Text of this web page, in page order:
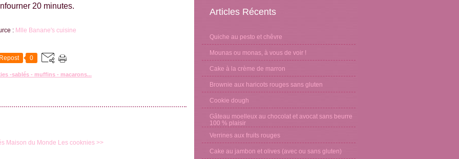
20 minutes.
: Mlle Banane's cuisine
Repost 0
-sablés - muffins - macarons...
Maison du Monde Les cooknies >>
Articles Récents
Quiche au pesto et chêvre
Mounas ou monas, à vous de voir !
Cake à la crème de marron
Brownie aux haricots rouges sans gluten
Cookie dough
Gâteau moelleux au chocolat et avocat sans beurre
100 % plaisir
Verrines aux fruits rouges
Cake au jambon et olives (avec ou sans gluten)